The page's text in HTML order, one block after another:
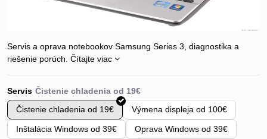
Servis a oprava notebookov Samsung Series 3, diagnostika a
riešenie porúch. Čítajte viac
Servis
Čistenie chladenia od 19€
Výmena displeja od 100€
Inštalácia Windows od 39€ Oprava Windows od 39€